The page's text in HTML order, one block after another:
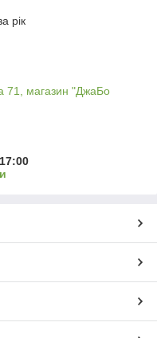
рік
71, магазин "ДжаБо